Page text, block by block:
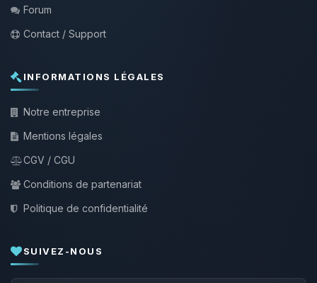
Forum
Contact / Support
INFORMATIONS LÉGALES
Notre entreprise
Mentions légales
CGV / CGU
Conditions de partenariat
Politique de confidentialité
SUIVEZ-NOUS